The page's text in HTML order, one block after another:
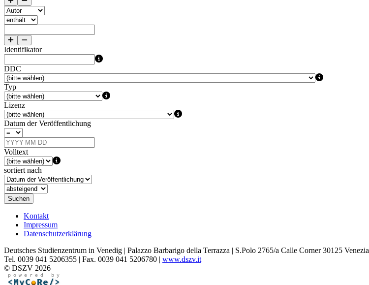
Identifikator
DDC
Typ
Lizenz
Datum der Veröffentlichung
Volltext
sortiert nach
Suchen
Kontakt
Impressum
Datenschutzerklärung
Deutsches Studienzentrum in Venedig | Palazzo Barbarigo della Terrazza | S.Polo 2765/a Calle Corner 30125 Venezia
Tel. 0039 041 5206355 | Fax. 0039 041 5206780 | www.dszv.it
© DSZV 2026